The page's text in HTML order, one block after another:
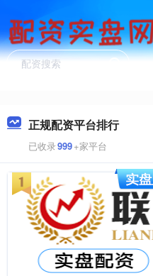
正规配资平台排行
已收录999+家平台